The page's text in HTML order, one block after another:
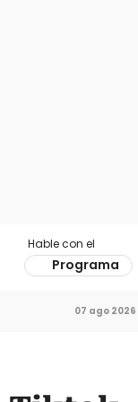
Hable con el
Programa
07 ago 2026